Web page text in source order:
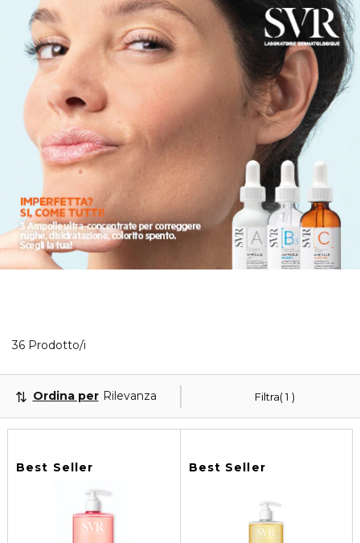
36 Prodotto/i
Filtra 1
Ordina per Rilevanza
Best Seller Best Seller